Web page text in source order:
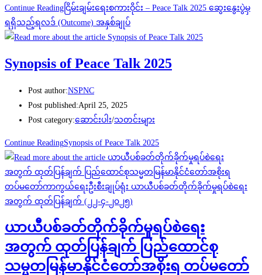
Continue Reading ငြိမ်းချမ်းရေးစကားဝိုင်း – Peace Talk 2025 ဆွေးနွေးပွဲမှ
ရရှိသည့်ရလဒ် (Outcome) အနှစ်ချုပ်
Synopsis of Peace Talk 2025
Post author:NSPNC
Post published:April 25, 2025
Post category:ဆောင်းပါး/သတင်းများ
Continue ReadingSynopsis of Peace Talk 2025
ယာယီပစ်ခတ်တိုက်ခိုက်မှုရပ်စဲရေး
အတွက် ထုတ်ပြန်ချက် ပြည်ထောင်စု
သမ္မတမြန်မာနိုင်ငံတော်အစိုးရ တပ်မတော်